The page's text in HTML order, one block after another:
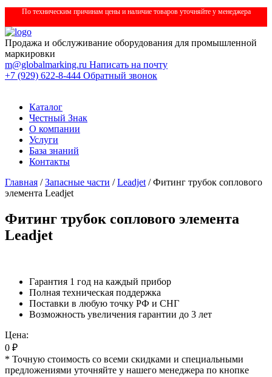
По техническим причинам цены и наличие товаров уточняйте у менеджера
Продажа и обслуживание оборудования для промышленной
маркировки
m@globalmarking.ru Написать на почту
+7 (929) 622-8-444 Обратный звонок
Каталог
Честный Знак
О компании
Услуги
База знаний
Контакты
Главная /Запасные части /Leadjet / Фитинг трубок соплового
элемента Leadjet
Фитинг трубок соплового элемента
Leadjet
Гарантия 1 год на каждый прибор
Полная техническая поддержка
Поставки в любую точку РФ и СНГ
Возможность увеличения гарантии до 3 лет
Цена:
0 ₽
* Точную стоимость со всеми скидками и специальными
предложениями уточняйте у нашего менеджера по кнопке